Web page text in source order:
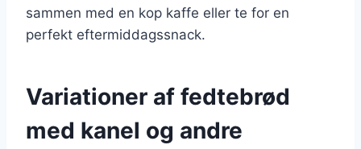
sammen med en kop kaffe eller te for en
perfekt eftermiddagssnack.
Variationer af fedtebrød
med kanel og andre